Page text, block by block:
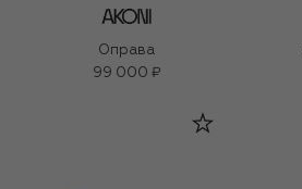
Оправа
99 000 ₽